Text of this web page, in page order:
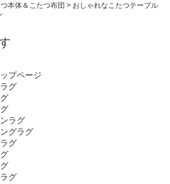
つ本体＆こたつ布団 > おしゃれなこたつテーブル
プページ
グ
ラグ
グラグ
グ
グ